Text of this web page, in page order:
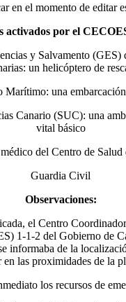
en el momento de editar
activados por el
y Salvamento (GES)
un helicóptero de
Marítimo: una
Canario (SUC): una
vital básico
del Centro de Salud
Guardia Civil
Observaciones:
el Centro
1-1-2 del Gobierno de
informaba de la
las proximidades de la
los recursos de